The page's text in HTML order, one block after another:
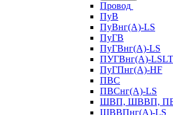
Провод
ПуВ
ПуВнг(А)-LS
ПуГВ
ПуГВнг(А)-LS
ПУГВнг(А)-
ПуГПнг(А)-HF
ПВС
ПВСнг(А)-LS
ШВП, ШВВП,
ШВВПнг(А)-LS